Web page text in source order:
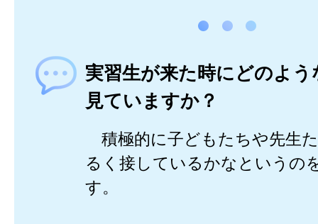
実習生が来た時にどのよ
見ていますか？
積極的に子どもたちや先生
るく接しているかなというの
す。